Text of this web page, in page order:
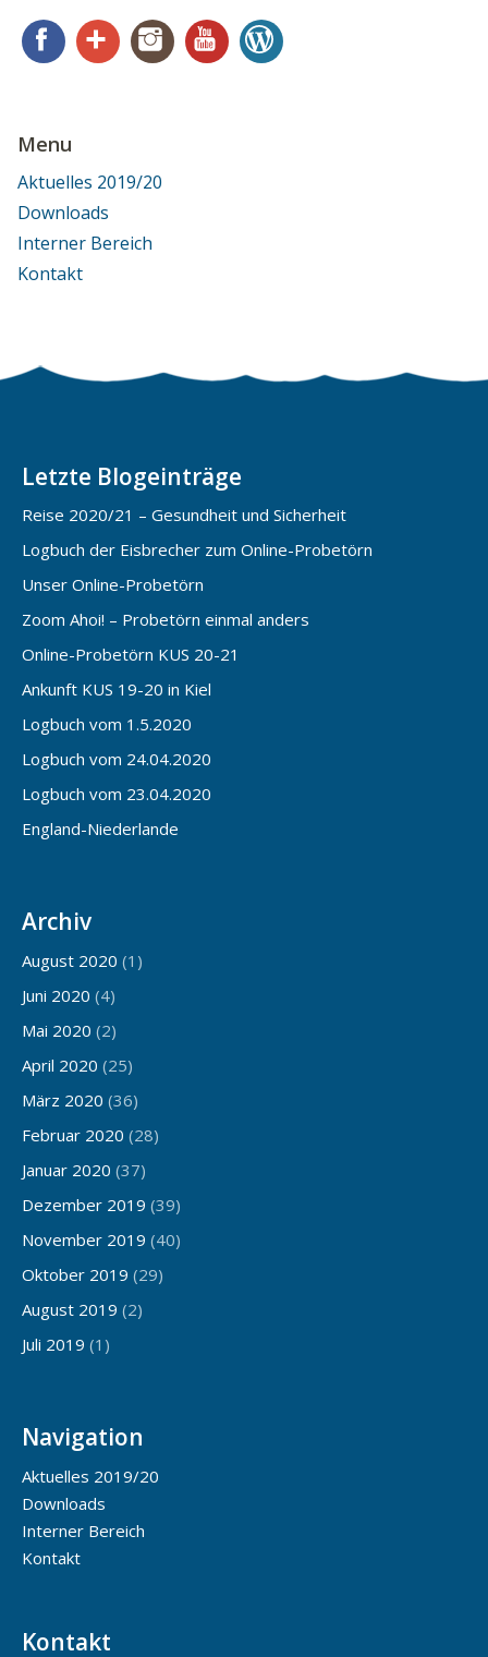
FacebookGoogle+ InstagramYouTube
Menu
Aktuelles 2019/20
Downloads
Interner Bereich
Kontakt
Letzte Blogeinträge
Reise 2020/21 – Gesundheit und Sicherheit
Logbuch der Eisbrecher zum Online-Probetörn
Unser Online-Probetörn
Zoom Ahoi! – Probetörn einmal anders
Online-Probetörn KUS 20-21
Ankunft KUS 19-20 in Kiel
Logbuch vom 1.5.2020
Logbuch vom 24.04.2020
Logbuch vom 23.04.2020
England-Niederlande
Archiv
August 2020 (1)
Juni 2020 (4)
Mai 2020 (2)
April 2020 (25)
März 2020 (36)
Februar 2020 (28)
Januar 2020 (37)
Dezember 2019 (39)
November 2019 (40)
Oktober 2019 (29)
August 2019 (2)
Juli 2019 (1)
Navigation
Aktuelles 2019/20
Downloads
Interner Bereich
Kontakt
Kontakt